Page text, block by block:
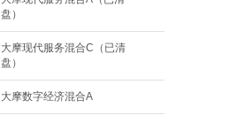
盘）
大摩现代服务混合C（已清
盘）
大摩数字经济混合A